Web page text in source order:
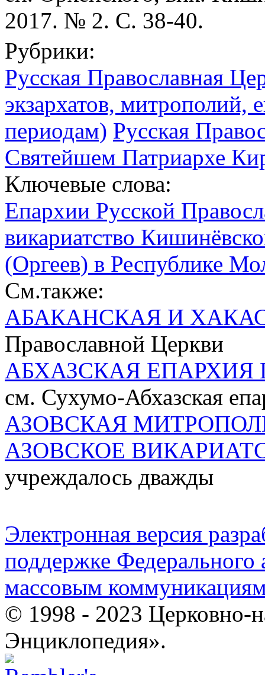
2017. № 2. С. 38-40.
Рубрики:
Русская Православная
экзархатов, митрополий,
периодам) Русская
Святейшем Патриархе
Ключевые слова:
Епархии Русской
викариатство
(Оргеев) в Республике
См.также:
АБАКАНСКАЯ И
Православной Церкви
АБХАЗСКАЯ ЕПАРХИЯ
см. Сухумо-Абхазская
АЗОВСКАЯ
АЗОВСКОЕ
учреждалось дважды
Электронная версия
поддержке Федерального
массовым
© 1998 - 2023 Церковно-
Энциклопедия».